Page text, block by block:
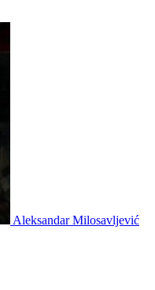
Aleksandar Milosavljević